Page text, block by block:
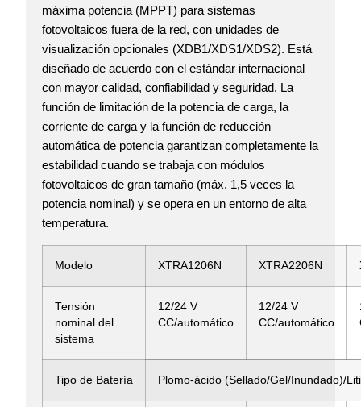
máxima potencia (MPPT) para sistemas
fotovoltaicos fuera de la red, con unidades de
visualización opcionales (XDB1/XDS1/XDS2). Está
diseñado de acuerdo con el estándar internacional
con mayor calidad, confiabilidad y seguridad. La
función de limitación de la potencia de carga, la
corriente de carga y la función de reducción
automática de potencia garantizan completamente la
estabilidad cuando se trabaja con módulos
fotovoltaicos de gran tamaño (máx. 1,5 veces la
potencia nominal) y se opera en un entorno de alta
temperatura.
Modelo XTRA1206N XTRA2206N
Tensión
nominal del
sistema
12/24 V
CC/automático
12/24 V
CC/automático
Tipo de Batería Plomo-ácido (Sellado/Gel/Inundado)/